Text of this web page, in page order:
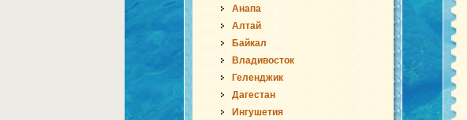
Анапа
Алтай
Байкал
Владивосток
Геленджик
Дагестан
Ингушетия